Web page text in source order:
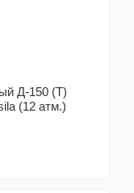
Д-150 (Т)
(12 атм.)